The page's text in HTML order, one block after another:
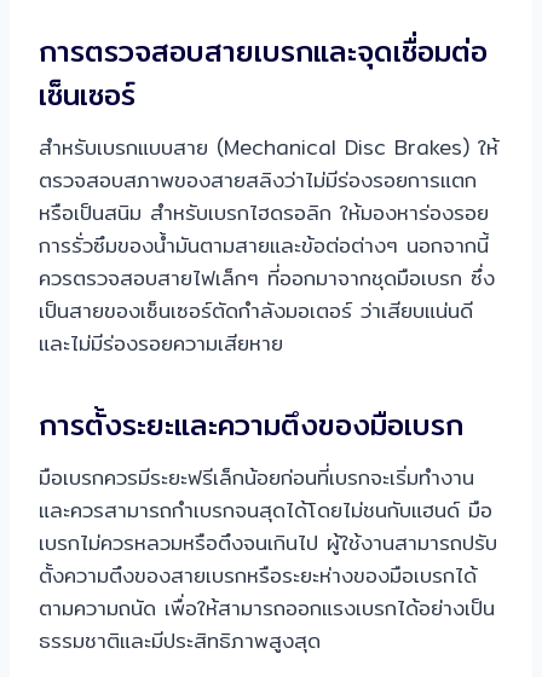
การตรวจสอบสายเบรกและจุดเชื่อมต่อ
เซ็นเซอร์
สำหรับเบรกแบบสาย (Mechanical Disc Brakes) ให้
ตรวจสอบสภาพของสายสลิงว่าไม่มีร่องรอยการแตก
หรือเป็นสนิม สำหรับเบรกไฮดรอลิก ให้มองหาร่องรอย
การรั่วซึมของน้ำมันตามสายและข้อต่อต่างๆ นอกจากนี้
ควรตรวจสอบสายไฟเล็กๆ ที่ออกมาจากชุดมือเบรก ซึ่ง
เป็นสายของเซ็นเซอร์ตัดกำลังมอเตอร์ ว่าเสียบแน่นดี
และไม่มีร่องรอยความเสียหาย
การตั้งระยะและความตึงของมือเบรก
มือเบรกควรมีระยะฟรีเล็กน้อยก่อนที่เบรกจะเริ่มทำงาน
และควรสามารถกำเบรกจนสุดได้โดยไม่ชนกับแฮนด์ มือ
เบรกไม่ควรหลวมหรือตึงจนเกินไป ผู้ใช้งานสามารถปรับ
ตั้งความตึงของสายเบรกหรือระยะห่างของมือเบรกได้
ตามความถนัด เพื่อให้สามารถออกแรงเบรกได้อย่างเป็น
ธรรมชาติและมีประสิทธิภาพสูงสุด